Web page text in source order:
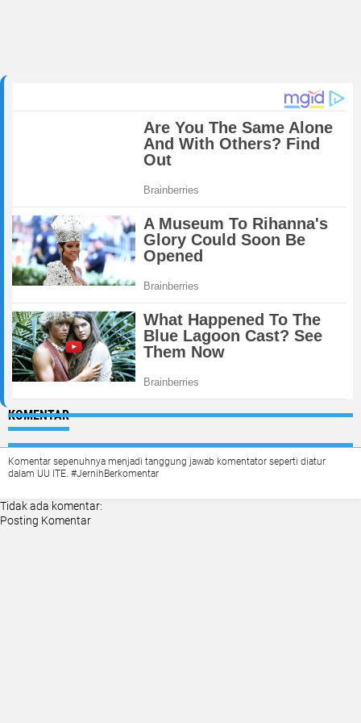
KOMENTAR
Komentar sepenuhnya menjadi tanggung jawab komentator seperti diatur
dalam UU ITE. #JernihBerkomentar
Tidak ada komentar:
Posting Komentar